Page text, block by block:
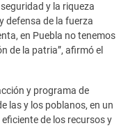
y la riqueza
defensa de la fuerza
en Puebla no tenemos
de la patria”, afirmó el
y programa de
las y los poblanos, en un
de los recursos y